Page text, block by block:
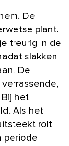
De
plant.
treurig in de
slakken
De
het
Als het
rolt
periode